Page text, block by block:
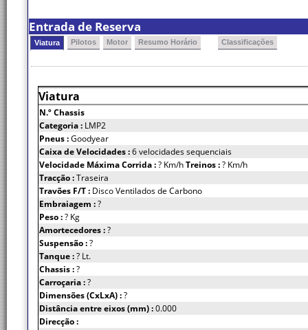
Entrada de Reserva
Viatura Pilotos Motor Resumo Horário Classificações
Viatura
N.º Chassis
Categoria : LMP2
Pneus :Goodyear
Caixa de Velocidades :6 velocidades sequenciais
Velocidade Máxima Corrida :? Km/hTreinos :? Km/h
Tracção :Traseira
Travões F/T : Disco Ventilados de Carbono
Embraiagem :?
Peso :? Kg
Amortecedores :?
Suspensão :?
Tanque :? Lt.
Chassis :?
Carroçaria :?
Dimensões (CxLxA) :?
Distância entre eixos (mm) :0.000
Direcção :